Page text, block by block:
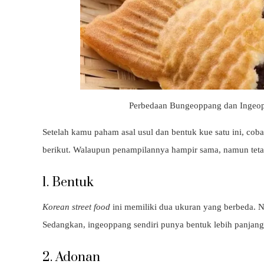
Perbedaan Bungeoppang dan
Setelah kamu paham asal usul dan bentuk kue satu ini,
berikut. Walaupun penampilannya hampir sama, namun
1. Bentuk
Korean street food ini memiliki dua ukuran yang berbeda.
Sedangkan, ingeoppang sendiri punya bentuk lebih
2. Adonan